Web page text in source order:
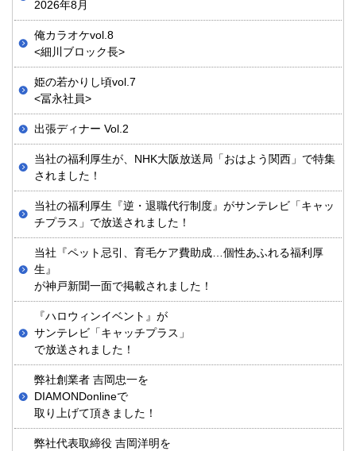
2026年8月
俺カラオケvol.8
<細川ブロック長>
姫の若かりし頃vol.7
<冨永社員>
出張ディナー Vol.2
当社の福利厚生が、NHK大阪放送局「おはよう関西」で特集
されました！
当社の福利厚生『逆・退職代行制度』がサンテレビ「キャッ
チプラス」で放送されました！
当社『ペット忌引、育毛ケア費助成…個性あふれる福利厚
生』
が神戸新聞一面で掲載されました！
『ハロウィンイベント』が
サンテレビ「キャッチプラス」
で放送されました！
弊社創業者 吉岡忠一を
DIAMONDonlineで
取り上げて頂きました！
弊社代表取締役 吉岡洋明を